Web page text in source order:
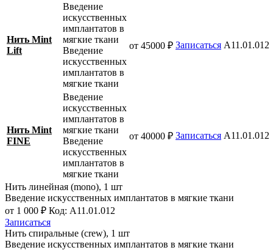
Нить Mint
Lift
Введение
искусственных
имплантатов в
мягкие ткани
Введение
искусственных
имплантатов в
мягкие ткани
от 45000 ₽ Записаться A11.01.012
Нить Mint
FINE
Введение
искусственных
имплантатов в
мягкие ткани
Введение
искусственных
имплантатов в
мягкие ткани
от 40000 ₽ Записаться A11.01.012
Нить линейная (mono), 1 шт
Введение искусственных имплантатов в мягкие ткани
от 1 000 ₽ Код: A11.01.012
Записаться
Нить спиральные (crew), 1 шт
Введение искусственных имплантатов в мягкие ткани